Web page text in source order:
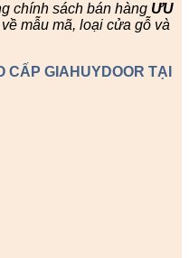
chính sách bán hàng ƯU
mẫu mã, loại cửa gỗ và
CẤP GIAHUYDOOR TẠI